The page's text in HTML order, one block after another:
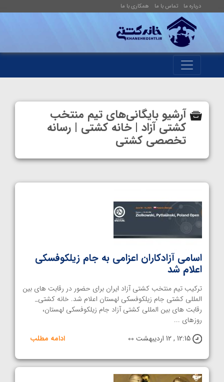
درباره ما تماس با ما همکاری با ما
آرشیو بایگانی‌های تیم منتخب
کشتی آزاد | خانه کشتی | رسانه
تخصصی کشتی
اسامی آزادکاران اعزامی به جام زیلکوفسکی
اعلام شد
ترکیب تیم منتخب کشتی آزاد ایران برای حضور در رقابت های بین
المللی کشتی جام زیلکوفسکی لهستان اعلام شد. خانه کشتی_
رقابت های بین المللی کشتی آزاد جام زیلکوفسکی لهستان،
روزهای ...
12:15 , 12 اردیبهشت 00
ادامه مطلب